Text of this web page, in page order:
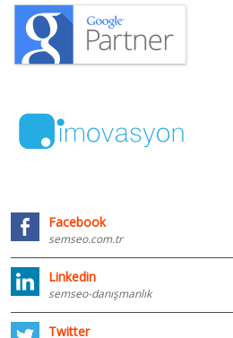
Facebook
semseo.com.tr
Linkedin
semseo-danışmanlık
Twitter